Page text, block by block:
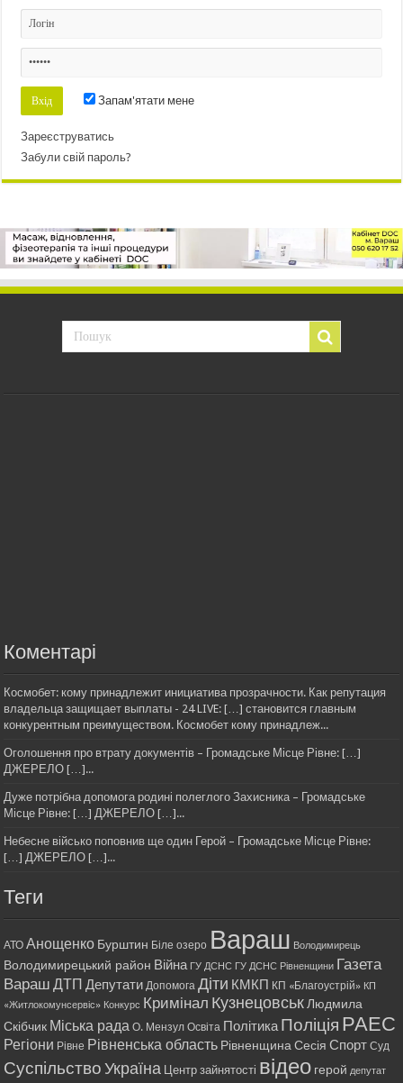
Запам'ятати мене
Зареєструватись
Забули свій пароль?
Коментарі
Космобет: кому принадлежит инициатива прозрачности. Как репутация
владельца защищает выплаты - 24 LIVE: […] становится главным
конкурентным преимуществом. Космобет кому принадлеж...
Оголошення про втрату документів – Громадське Місце Рівне: […]
ДЖЕРЕЛО […]...
Дуже потрібна допомога родині полеглого Захисника – Громадське
Місце Рівне: […] ДЖЕРЕЛО […]...
Небесне військо поповнив ще один Герой – Громадське Місце Рівне:
[…] ДЖЕРЕЛО […]...
Теги
АТО Анощенко Бурштин Біле озеро Вараш Володимирець
Володимирецький район Війна ГУ ДСНС ГУ ДСНС Рівненщини Газета
Вараш ДТП Депутати Допомога Діти КМКП КП «Благоустрій» КП
«Житлокомунсервіс» Конкурс Кримінал Кузнецовськ Людмила
Скібчик Міська рада О. Мензул Освіта ПолітикаПоліція РАЕС
Регіони Рівне Рівненська область Рівненщина Сесія Спорт Суд
Суспільство Україна Центр зайнятості відео герой депутат